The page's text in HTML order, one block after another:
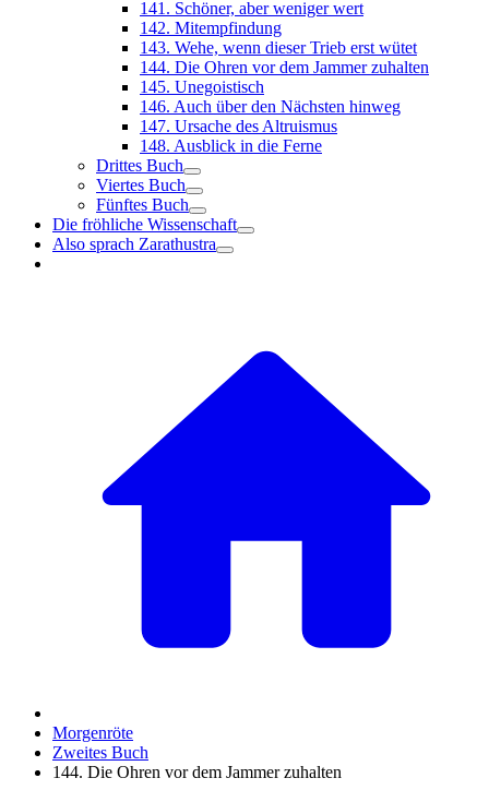
141. Schöner, aber weniger wert
142. Mitempfindung
143. Wehe, wenn dieser Trieb erst wütet
144. Die Ohren vor dem Jammer zuhalten
145. Unegoistisch
146. Auch über den Nächsten hinweg
147. Ursache des Altruismus
148. Ausblick in die Ferne
Drittes Buch
Viertes Buch
Fünftes Buch
Die fröhliche Wissenschaft
Also sprach Zarathustra
Morgenröte
Zweites Buch
144. Die Ohren vor dem Jammer zuhalten